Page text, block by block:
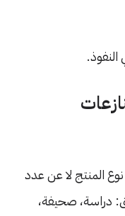
المنتج لا عن عدد
دراسة، صحيفة،